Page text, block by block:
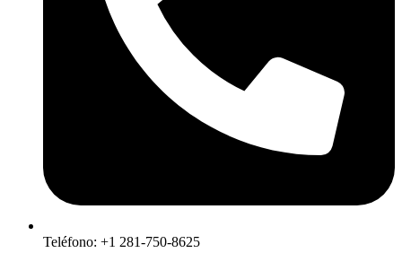
Teléfono: +1 281-750-8625